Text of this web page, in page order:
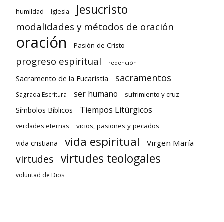
humildad Iglesia Jesucristo
modalidades y métodos de oración
oración Pasión de Cristo
progreso espiritual redención
Sacramento de la Eucaristía sacramentos
Sagrada Escritura ser humano sufrimiento y cruz
Símbolos Bíblicos Tiempos Litúrgicos
verdades eternas vicios, pasiones y pecados
vida cristiana vida espiritual Virgen María
virtudes virtudes teologales
voluntad de Dios